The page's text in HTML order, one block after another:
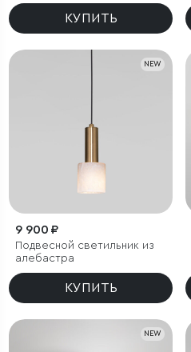
КУПИТЬ
NEW
9 900 ₽
Подвесной светильник из
алебастра
КУПИТЬ
NEW